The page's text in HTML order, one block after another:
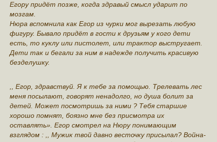
Егору придёт позже, когда здравый смысл ударит по
мозгам.
Нюра вспомнила как Егор из чурки мог вырезать любую
фигуру. Бывало придёт в гости к друзьям у кого дети
есть, то куклу или пистолет, или трактор выстругает.
Дети так и бегали за ним в надежде получить красивую
безделушку.
,, Егор, здравствуй. Я к тебе за помощью. Трелевать лес
меня посылают, говорят ненадолго, но душа болит за
детей. Может посмотришь за ними ? Тебя старшие
хорошо помнят, боязно мне без присмотра их
оставлять». Егор смотрел на Нюру понимающим
взглядом : ,, Мужик твой давно весточку присылал? Война-